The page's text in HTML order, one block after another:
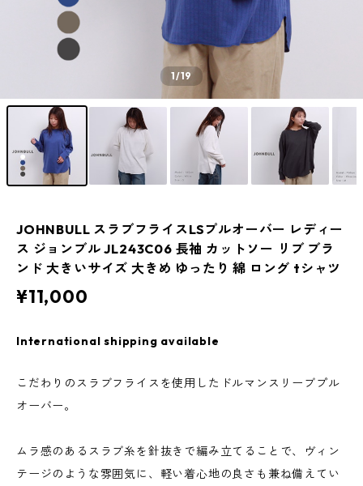
1/19
JOHNBULL スラブフライスLSプルオーバー レディー
ス ジョンブル JL243C06 長袖 カットソー リブ ブラ
ンド 大きいサイズ 大きめ ゆったり 綿 ロング tシャツ
¥11,000
International shipping available
こだわりのスラブフライスを使用したドルマンスリーブプル
オーバー。
ムラ感のあるスラブ糸を針抜きで編み立てることで、ヴィン
テージのような雰囲気に、軽い着心地の良さも兼ね備えてい